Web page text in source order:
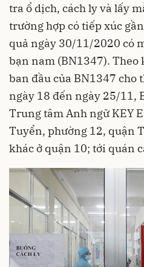
tra ổ dịch, cách ly và lấy
trường hợp có tiếp xúc
quả ngày 30/11/2020 có
bạn nam (BN1347). Theo
ban đầu của BN1347 cho
ngày 18 đến ngày 25/11,
Trung tâm Anh ngữ KEY
Tuyển, phường 12, quận
khác ở quận 10; tới quán